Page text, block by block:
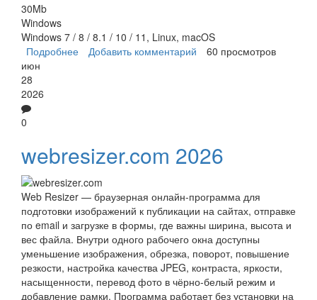
30Mb
Windows
Windows 7 / 8 / 8.1 / 10 / 11, Linux, macOS
Подробнее о Caesium
Добавить комментарий
60 просмотров
июн
28
2026
0
webresizer.com 2026
Web Resizer — браузерная онлайн-программа для
подготовки изображений к публикации на сайтах, отправке
по email и загрузке в формы, где важны ширина, высота и
вес файла. Внутри одного рабочего окна доступны
уменьшение изображения, обрезка, поворот, повышение
резкости, настройка качества JPEG, контраста, яркости,
насыщенности, перевод фото в чёрно-белый режим и
добавление рамки. Программа работает без установки на